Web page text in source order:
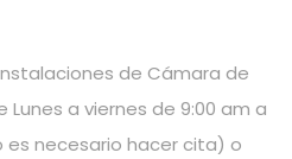
de Cámara de
Lunes a viernes de 9:00 am a
es necesario hacer cita) o